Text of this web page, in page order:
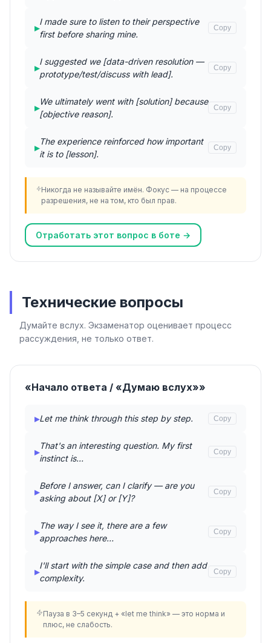
▸
I made sure to listen to their perspective
first before sharing mine.
Copy
▸
I suggested we [data-driven resolution —
prototype/test/discuss with lead].
Copy
▸
We ultimately went with [solution] because
[objective reason].
Copy
▸
The experience reinforced how important
it is to [lesson].
Copy
Никогда не называйте имён. Фокус — на процессе
разрешения, не на том, кто был прав.
Отработать этот вопрос в боте →
Технические вопросы
Думайте вслух. Экзаменатор оценивает процесс
рассуждения, не только ответ.
«Начало ответа / «Думаю вслух»»
▸Let me think through this step by step. Copy
▸
That's an interesting question. My first
instinct is…
Copy
▸
Before I answer, can I clarify — are you
asking about [X] or [Y]?
Copy
▸
The way I see it, there are a few
approaches here…
Copy
▸
I'll start with the simple case and then add
complexity.
Copy
Пауза в 3–5 секунд + «let me think» — это норма и
плюс, не слабость.